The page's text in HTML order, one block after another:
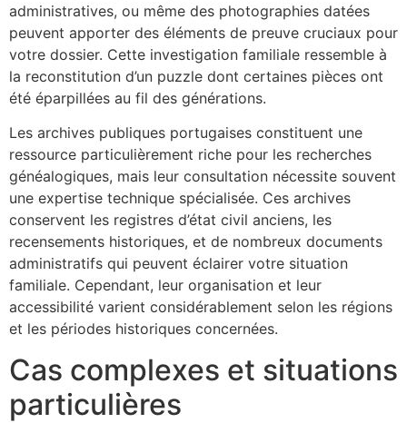
administratives, ou même des photographies datées
peuvent apporter des éléments de preuve cruciaux pour
votre dossier. Cette investigation familiale ressemble à
la reconstitution d’un puzzle dont certaines pièces ont
été éparpillées au fil des générations.
Les archives publiques portugaises constituent une
ressource particulièrement riche pour les recherches
généalogiques, mais leur consultation nécessite souvent
une expertise technique spécialisée. Ces archives
conservent les registres d’état civil anciens, les
recensements historiques, et de nombreux documents
administratifs qui peuvent éclairer votre situation
familiale. Cependant, leur organisation et leur
accessibilité varient considérablement selon les régions
et les périodes historiques concernées.
Cas complexes et situations
particulières